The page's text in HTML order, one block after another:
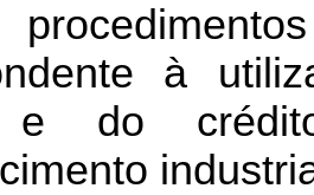
à
e do